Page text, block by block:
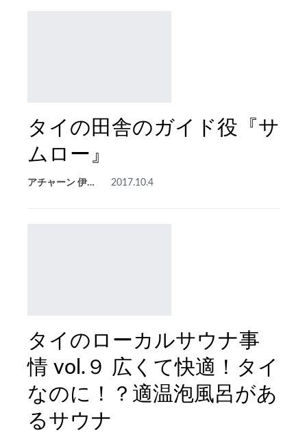
タイの田舎のガイド役『サ
ムロー』
アチャーン 伊藤 2017.10.4
タイのローカルサウナ事
情 vol.９ 広くて快適！タイ
なのに！？適温泡風呂があ
るサウナ